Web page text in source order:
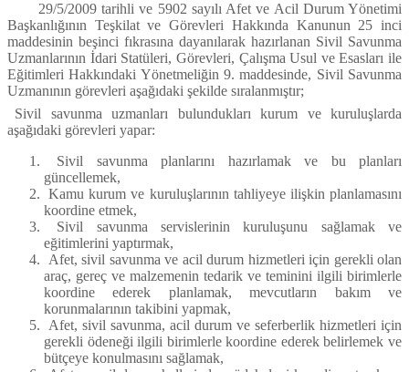
29/5/2009 tarihli ve 5902 sayılı Afet ve Acil Durum Yönetimi
Başkanlığının Teşkilat ve Görevleri Hakkında Kanunun 25 inci
maddesinin beşinci fıkrasına dayanılarak hazırlanan Sivil Savunma
Uzmanlarının İdari Statüleri, Görevleri, Çalışma Usul ve Esasları ile
Eğitimleri Hakkındaki Yönetmeliğin 9. maddesinde, Sivil Savunma
Uzmanının görevleri aşağıdaki şekilde sıralanmıştır;
Sivil savunma uzmanları bulundukları kurum ve kuruluşlarda
aşağıdaki görevleri yapar:
Sivil savunma planlarını hazırlamak ve bu planları
güncellemek,
Kamu kurum ve kuruluşlarının tahliyeye ilişkin planlamasını
koordine etmek,
Sivil savunma servislerinin kuruluşunu sağlamak ve
eğitimlerini yaptırmak,
Afet, sivil savunma ve acil durum hizmetleri için gerekli olan
araç, gereç ve malzemenin tedarik ve teminini ilgili birimlerle
koordine ederek planlamak, mevcutların bakım ve
korunmalarının takibini yapmak,
Afet, sivil savunma, acil durum ve seferberlik hizmetleri için
gerekli ödeneği ilgili birimlerle koordine ederek belirlemek ve
bütçeye konulmasını sağlamak,